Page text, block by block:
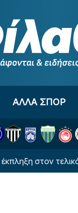
ΑΛΛΑ ΣΠΟΡ
στον τελικό του